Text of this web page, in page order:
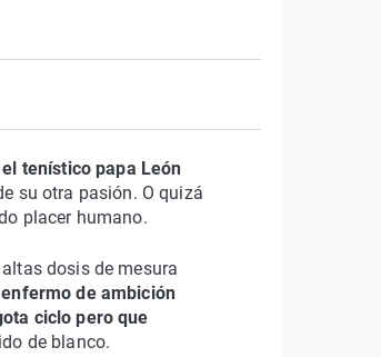
tenístico papa León
su otra pasión. O quizá
placer humano.
dosis de mesura
enfermo de ambición
ciclo pero que
de blanco.